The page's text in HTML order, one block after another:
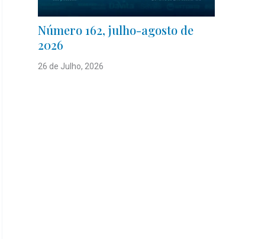
Número 162, julho-agosto de
2026
26 de Julho, 2026